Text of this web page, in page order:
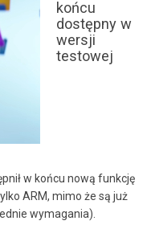
końcu
dostępny w
wersji
testowej
w końcu nową funkcję
ARM, mimo że są już
wymagania).